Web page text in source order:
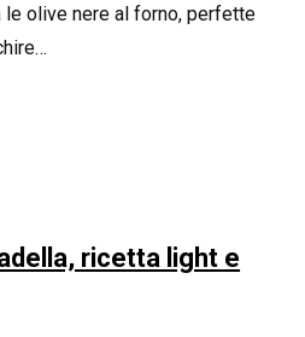
olive nere al forno, perfette
ricetta light e